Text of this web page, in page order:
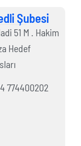
Şubesi
51 M . Hakim
Hedef
774400202